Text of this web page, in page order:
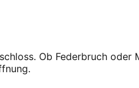
. Ob Federbruch oder